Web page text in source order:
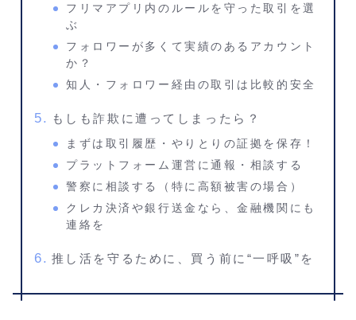
フリマアプリ内のルールを守った取引を選
ぶ
フォロワーが多くて実績のあるアカウント
か？
知人・フォロワー経由の取引は比較的安全
もしも詐欺に遭ってしまったら？
まずは取引履歴・やりとりの証拠を保存！
プラットフォーム運営に通報・相談する
警察に相談する（特に高額被害の場合）
クレカ決済や銀行送金なら、金融機関にも
連絡を
推し活を守るために、買う前に“一呼吸”を